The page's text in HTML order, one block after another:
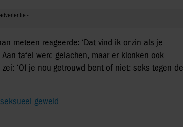
meteen reageerde: ‘Dat vind ik onzin als je
tafel werd gelachen, maar er klonken ook
‘Of je nou getrouwd bent of niet: seks tegen de
geweld